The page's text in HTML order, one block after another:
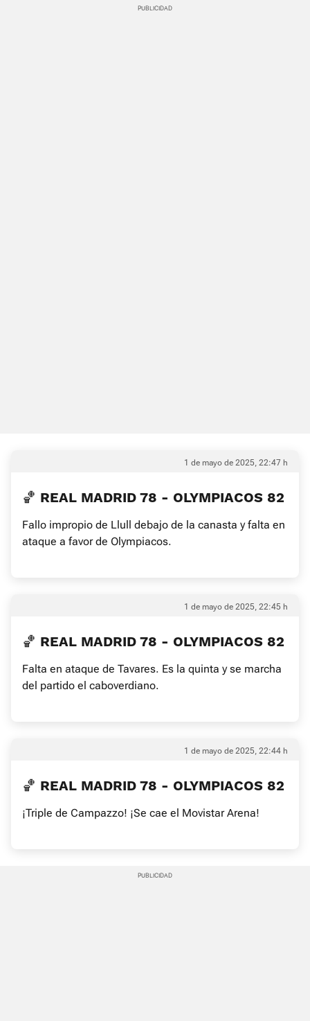
1 de mayo de 2025, 22:47 h
🏀 REAL MADRID 78 - OLYMPIACOS 82
Fallo impropio de Llull debajo de la canasta y falta en
ataque a favor de Olympiacos.
1 de mayo de 2025, 22:45 h
🏀 REAL MADRID 78 - OLYMPIACOS 82
Falta en ataque de Tavares. Es la quinta y se marcha
del partido el caboverdiano.
1 de mayo de 2025, 22:44 h
🏀 REAL MADRID 78 - OLYMPIACOS 82
¡Triple de Campazzo! ¡Se cae el Movistar Arena!